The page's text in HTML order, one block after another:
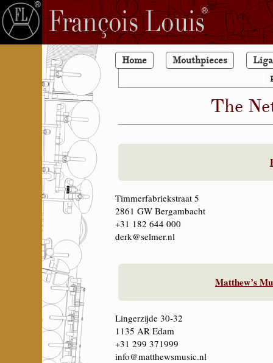
Home Mouthpieces
The
Timmerfabriekstraat 5
2861 GW Bergambacht
+31 182 644 000
derk@selmer.nl
Matthew’s
Lingerzijde 30-32
1135 AR Edam
+31 299 371999
info@matthewsmusic.nl